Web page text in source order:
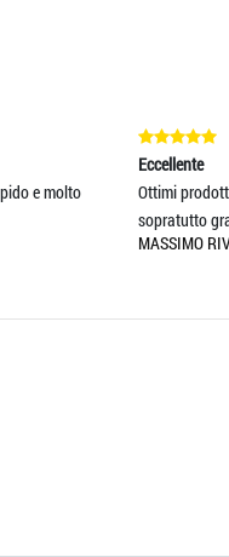
Ottimi prodotti,
sopratutto grazie per l
MASSIMO RIVA